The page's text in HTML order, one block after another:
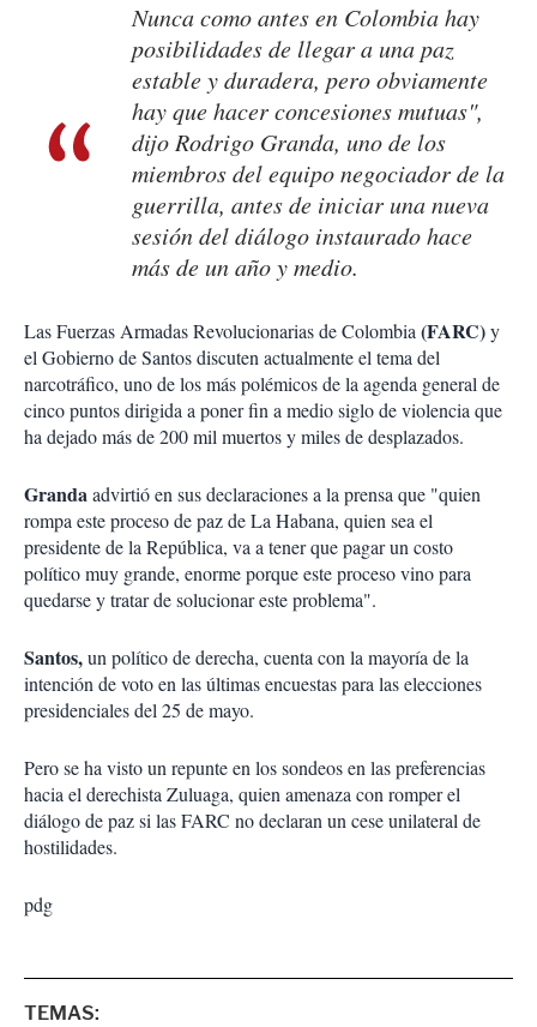
Nunca como antes en Colombia hay
posibilidades de llegar a una paz
estable y duradera, pero obviamente
hay que hacer concesiones mutuas",
dijo Rodrigo Granda, uno de los
miembros del equipo negociador de la
guerrilla, antes de iniciar una nueva
sesión del diálogo instaurado hace
más de un año y medio.
Las Fuerzas Armadas Revolucionarias de Colombia (FARC)y
el Gobierno de Santos discuten actualmente el tema del
narcotráfico, uno de los más polémicos de la agenda general de
cinco puntos dirigida a poner fin a medio siglo de violencia que
ha dejado más de 200 mil muertos y miles de desplazados.
Grandaadvirtió en sus declaraciones a la prensa que "quien
rompa este proceso de paz de La Habana, quien sea el
presidente de la República, va a tener que pagar un costo
político muy grande, enorme porque este proceso vino para
quedarse y tratar de solucionar este problema".
Santos,un político de derecha, cuenta con la mayoría de la
intención de voto en las últimas encuestas para las elecciones
presidenciales del 25 de mayo.
Pero se ha visto un repunte en los sondeos en las preferencias
hacia el derechista Zuluaga, quien amenaza con romper el
diálogo de paz si las FARC no declaran un cese unilateral de
hostilidades.
pdg
TEMAS: